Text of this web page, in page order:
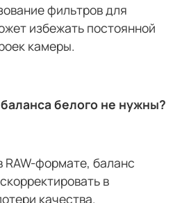
фильтров для
избежать постоянной
камеры.
белого не нужны?
RAW-формате, баланс
в
качества.